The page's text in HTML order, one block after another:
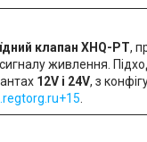
клапан XHQ-PT,
живлення.
12V і 24V, з